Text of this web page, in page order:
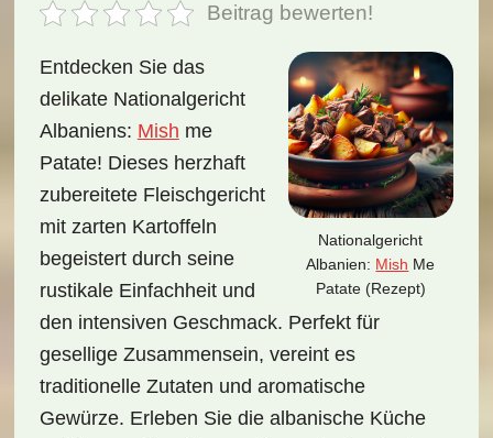
Beitrag bewerten!
Nationalgericht
Albanien: Mish Me
Patate (Rezept)
Entdecken Sie das
delikate Nationalgericht
Albaniens: Mish me
Patate! Dieses herzhaft
zubereitete Fleischgericht
mit zarten Kartoffeln
begeistert durch seine
rustikale Einfachheit und
den intensiven Geschmack. Perfekt für
gesellige Zusammensein, vereint es
traditionelle Zutaten und aromatische
Gewürze. Erleben Sie die albanische Küche